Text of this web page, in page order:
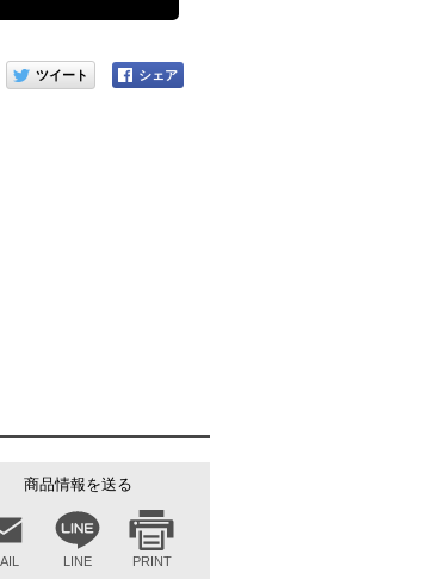
イテムをシェアする
商品情報を送る
LINE PRINT